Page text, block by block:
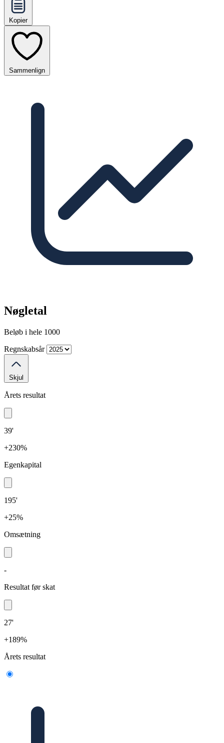
Kopier
Sammenlign
Nøgletal
Beløb i hele 1000
Regnskabsår
Skjul
Årets resultat
39'
+230%
Egenkapital
195'
+25%
Omsætning
-
Resultat før skat
27'
+189%
Årets resultat